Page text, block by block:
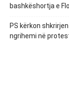
bashkëshortja e
PS kërkon
ngrihemi në